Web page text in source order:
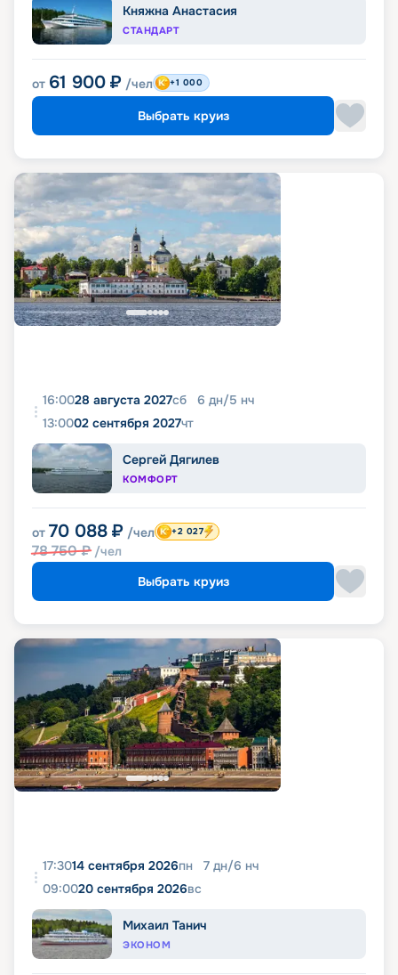
Княжна Анастасия
СТАНДАРТ
от 61 900 ₽ /чел +1 000
Выбрать круиз
16:0028 августа 2027сб 6 дн/5 нч
13:0002 сентября 2027чт
Сергей Дягилев
КОМФОРТ
от 70 088 ₽ /чел
78 750₽ /чел
+2 027
Выбрать круиз
17:3014 сентября 2026пн 7 дн/6 нч
09:0020 сентября 2026вс
Михаил Танич
ЭКОНОМ